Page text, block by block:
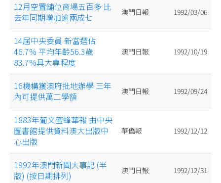
12月空置舖位商場五百多 比
去年同期增加逾兩成七
澳門日報 1992/03/06
14屆中央委員 新當選佔
46.7% 平均年齡56.3歲
83.7%具大專程度
澳門日報 1992/10/19
16機構獲澳府批地辦學 三年
內可提供萬二學額
澳門日報 1992/09/24
1883年葡文蜜蜂華報 由中央
圖書館提供資料澳大出版中
心出版
華僑報 1992/12/12
1992年澳門新聞大事記 (半
版) (按日期排列)
澳門日報 1992/12/31